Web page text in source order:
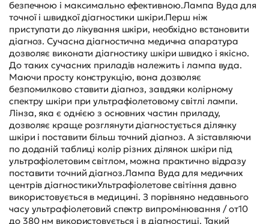
безпечною і максимально ефективною.Лампа Вуда для
точної і швидкої діагностики шкіри.Перш ніж
приступати до лікування шкіри, необхідно встановити
діагноз. Сучасна діагностична медична апаратура
дозволяє виконати діагностику шкіри швидко і якісно.
До таких сучасних приладів належить і лампа вуда.
Маючи просту конструкцію, вона дозволяє
безпомилково ставити діагноз, завдяки колірному
спектру шкіри при ультрафіолетовому світлі лампи.
Лінза, яка є однією з основних частин приладу,
дозволяє краще розглянути діагностується ділянку
шкіри і поставити більш точний діагноз. А зіставляючи
по доданій таблиці колір різних ділянок шкіри під
ультрафіолетовим світлом, можна практично відразу
поставити точний діагноз.Лампа Вуда для медичних
центрів діагностикиУльтрафіолетове світіння давно
використовується в медицині. З порівняно недавнього
часу ультрафіолетовий спектр випромінювання / от10
до 380 нм використовується і в діагностиці. Такий